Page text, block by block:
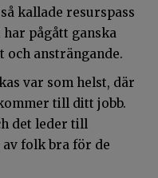
kallade resurspass
pågått ganska
och ansträngande.
var som helst, där
till ditt jobb.
det leder till
folk bra för de